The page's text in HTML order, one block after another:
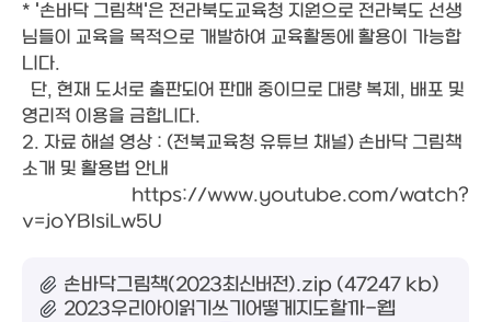
* '손바닥 그림책'은 전라북도교육청 지원으로 전라북도 선생
님들이 교육을 목적으로 개발하여 교육활동에 활용이 가능합
니다.
단, 현재 도서로 출판되어 판매 중이므로 대량 복제, 배포 및
영리적 이용을 금합니다.
2. 자료 해설 영상 : (전북교육청 유튜브 채널) 손바닥 그림책
소개 및 활용법 안내
https://www.youtube.com/watch?
v=joYBIsiLw5U
손바닥그림책(2023최신버전).zip (47247 kb)
2023우리아이읽기쓰기어떻게지도할까-웹